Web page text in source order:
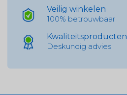
Veilig winkelen
100% betrouwbaar
Kwaliteitsproducten
Deskundig advies